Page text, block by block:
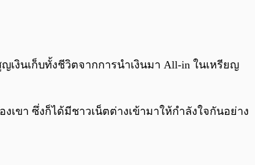
0:00 / 0:00
งินเก็บทั้งชีวิตจากการนำเงินมา All-in ในเหรียญ
เขา ซึ่งก็ได้มีชาวเน็ตต่างเข้ามาให้กำลังใจกันอย่าง